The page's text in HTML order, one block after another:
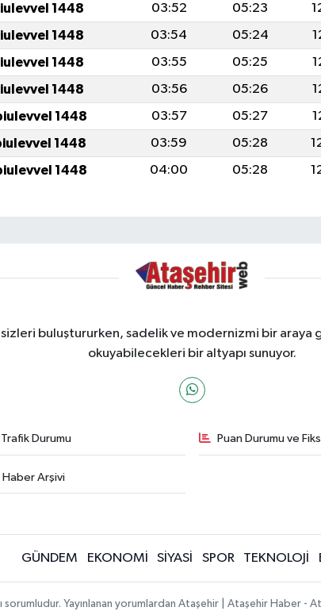
1448 03:52 05:23
1448 03:54 05:24
1448 03:55 05:25
1448 03:56 05:26
1448 03:57 05:27
1448 03:59 05:28
1448 04:00 05:28
buluştururken, sadelik ve modernizmi bir araya
okuyabilecekleri bir altyapı sunuyor.
Trafik Durumu Puan Durumu ve
Haber Arşivi
GÜNDEM EKONOMİ SİYASİ SPOR TEKNOLOJİ
sorumludur. Yayınlanan yorumlardan Ataşehir | Ataşehir Haber